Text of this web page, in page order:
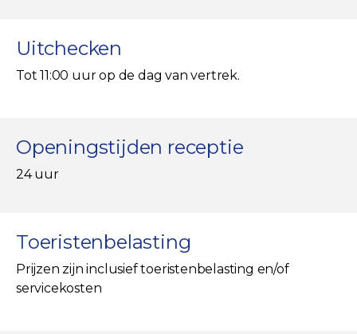
Uitchecken
Tot 11:00 uur op de dag van vertrek.
Openingstijden receptie
24 uur
Toeristenbelasting
Prijzen zijn inclusief toeristenbelasting en/of
servicekosten